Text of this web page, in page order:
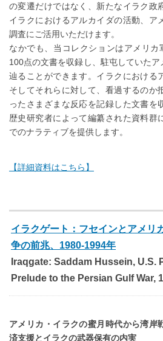
の変遷だけではなく、新たなイラク政
イラクにおけるアルカイダの活動、ア
調査にご活用いただけます。
なかでも、当コレクションはアメリカ
100点の文書を収録し、駐屯していた
辿ることができます。イラクにおける
そしてそれらに対して、看過するのか
ったさまざまな反応を記録した文書を
歴史研究者によって編纂された資料群
でのナラティブを提供します。
【詳細資料はこちら】
イラクゲート：フセインとアメリ
争の前兆、1980-1994年
Iraqgate: Saddam Hussein, U.S.
Prelude to the Persian Gulf War,
アメリカ・イラクの蜜月時代から湾
済支援とイラクの武器保有の内実